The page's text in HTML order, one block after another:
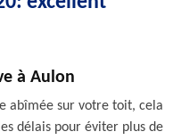
à Aulon
abîmée sur votre toit, cela
délais pour éviter plus de